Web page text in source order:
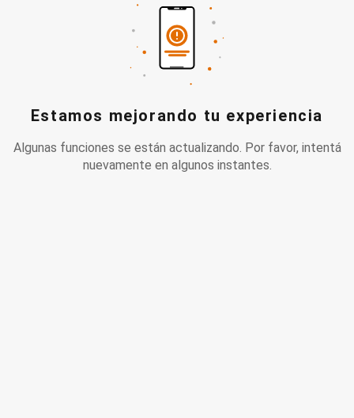
Estamos mejorando tu experiencia
Algunas funciones se están actualizando. Por favor, intentá
nuevamente en algunos instantes.